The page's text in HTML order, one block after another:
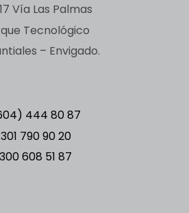
Vía Las Palmas
Tecnológico
– Envigado.
444 80 87
301 790 90 20
300 608 51 87